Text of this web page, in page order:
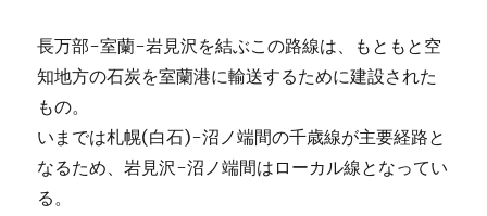
長万部-室蘭-岩見沢を結ぶこの路線は、もともと空
知地方の石炭を室蘭港に輸送するために建設された
もの。
いまでは札幌(白石)-沼ノ端間の千歳線が主要経路と
なるため、岩見沢-沼ノ端間はローカル線となってい
る。